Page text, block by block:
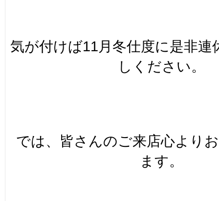
気が付けば11月冬仕度に是非連
しください。
では、皆さんのご来店心より
ます。